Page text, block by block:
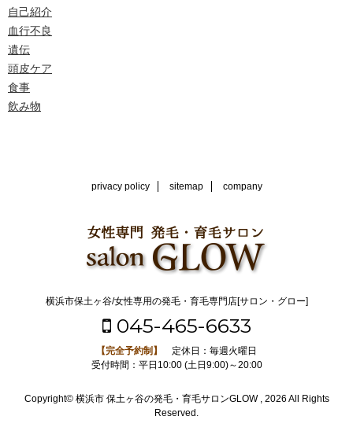
自己紹介
血行不良
遺伝
頭皮ケア
食事
飲み物
privacy policy sitemap company
横浜市保土ヶ谷/女性専用の発毛・育毛専門店[サロン・グロー]
045-465-6633
【完全予約制】
定休日：毎週火曜日
受付時間：平日10:00 (土日9:00)～20:00
Copyright© 横浜市 保土ヶ谷の発毛・育毛サロンGLOW , 2026 All Rights
Reserved.